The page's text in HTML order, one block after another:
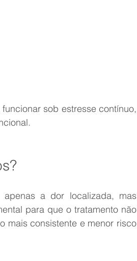
sob estresse contínuo,
a dor localizada, mas
para que o tratamento não
mais consistente e menor risco